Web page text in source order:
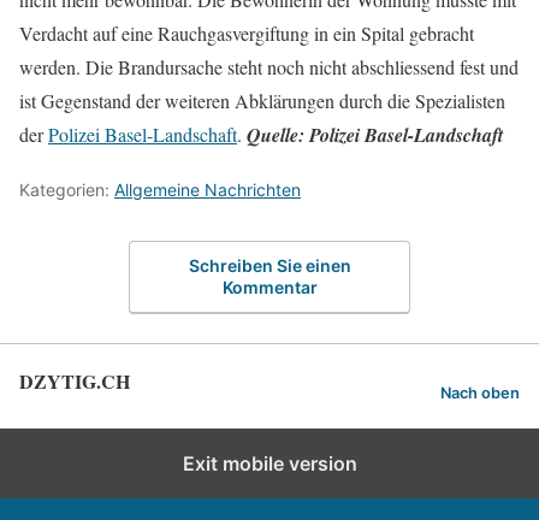
Verdacht auf eine Rauchgasvergiftung in ein Spital gebracht
werden. Die Brandursache steht noch nicht abschliessend fest und
ist Gegenstand der weiteren Abklärungen durch die Spezialisten
derPolizei Basel-Landschaft. Quelle: Polizei Basel-Landschaft
Kategorien: Allgemeine Nachrichten
Schreiben Sie einen
Kommentar
DZYTIG.CH Nach oben
Exit mobile version